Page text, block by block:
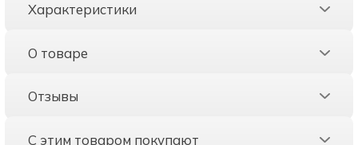
Характеристики
О товаре
Отзывы
С этим товаром покупают